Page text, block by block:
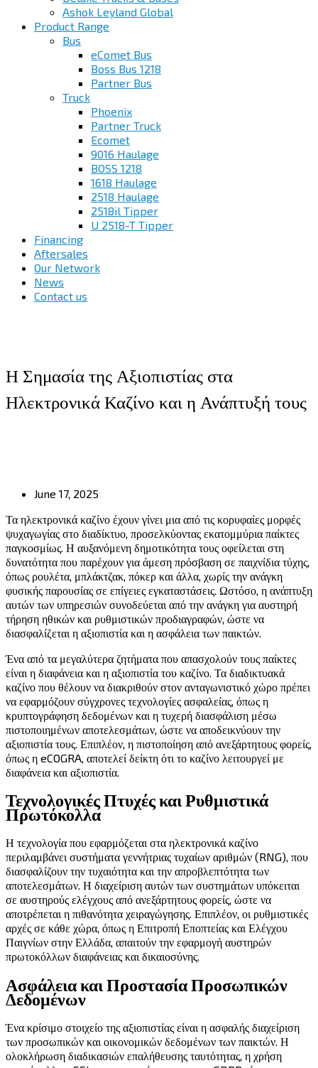
Ashok Leyland Global
Product Range
Bus
eComet Bus
Boss Bus 1218
Partner Bus
Truck
Phoenix
Partner Truck
Ecomet
9016 Haulage
BOSS 1218
1618 Haulage
2518 Haulage
2518il Tipper
U 2518-T Tipper
Financing
Aftersales
Our Network
News
Contact us
Η Σημασία της Αξιοπιστίας στα
Ηλεκτρονικά Καζίνο και η Ανάπτυξή τους
June 17, 2025
Τα ηλεκτρονικά καζίνο έχουν γίνει μια από τις κορυφαίες μορφές
ψυχαγωγίας στο διαδίκτυο, προσελκύοντας εκατομμύρια παίκτες
παγκοσμίως. Η αυξανόμενη δημοτικότητα τους οφείλεται στη
δυνατότητα που παρέχουν για άμεση πρόσβαση σε παιχνίδια τύχης,
όπως ρουλέτα, μπλάκτζακ, πόκερ και άλλα, χωρίς την ανάγκη
φυσικής παρουσίας σε επίγειες εγκαταστάσεις. Ωστόσο, η ανάπτυξη
αυτών των υπηρεσιών συνοδεύεται από την ανάγκη για αυστηρή
τήρηση ηθικών και ρυθμιστικών προδιαγραφών, ώστε να
διασφαλίζεται η αξιοπιστία και η ασφάλεια των παικτών.
Ένα από τα μεγαλύτερα ζητήματα που απασχολούν τους παίκτες
είναι η διαφάνεια και η αξιοπιστία του καζίνο. Τα διαδικτυακά
καζίνο που θέλουν να διακριθούν στον ανταγωνιστικό χώρο πρέπει
να εφαρμόζουν σύγχρονες τεχνολογίες ασφαλείας, όπως η
κρυπτογράφηση δεδομένων και η τυχερή διασφάλιση μέσω
πιστοποιημένων αποτελεσμάτων, ώστε να αποδεικνύουν την
αξιοπιστία τους. Επιπλέον, η πιστοποίηση από ανεξάρτητους φορείς,
όπως η eCOGRA, αποτελεί δείκτη ότι το καζίνο λειτουργεί με
διαφάνεια και αξιοπιστία.
Τεχνολογικές Πτυχές και Ρυθμιστικά
Πρωτόκολλα
Η τεχνολογία που εφαρμόζεται στα ηλεκτρονικά καζίνο
περιλαμβάνει συστήματα γεννήτριας τυχαίων αριθμών (RNG), που
διασφαλίζουν την τυχαιότητα και την απροβλεπτότητα των
αποτελεσμάτων. Η διαχείριση αυτών των συστημάτων υπόκειται
σε αυστηρούς ελέγχους από ανεξάρτητους φορείς, ώστε να
αποτρέπεται η πιθανότητα χειραγώγησης. Επιπλέον, οι ρυθμιστικές
αρχές σε κάθε χώρα, όπως η Επιτροπή Εποπτείας και Ελέγχου
Παιγνίων στην Ελλάδα, απαιτούν την εφαρμογή αυστηρών
πρωτοκόλλων διαφάνειας και δικαιοσύνης.
Ασφάλεια και Προστασία Προσωπικών
Δεδομένων
Ένα κρίσιμο στοιχείο της αξιοπιστίας είναι η ασφαλής διαχείριση
των προσωπικών και οικονομικών δεδομένων των παικτών. Η
ολοκλήρωση διαδικασιών επαλήθευσης ταυτότητας, η χρήση